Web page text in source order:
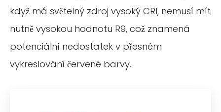
když má světelný zdroj vysoký CRI, nemusí mít
nutně vysokou hodnotu R9, což znamená
potenciální nedostatek v přesném
vykreslování červené barvy.